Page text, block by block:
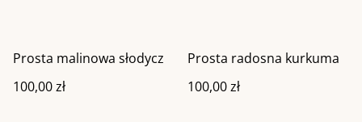
Prosta malinowa słodycz
100,00 zł
Prosta radosna kurkuma
100,00 zł